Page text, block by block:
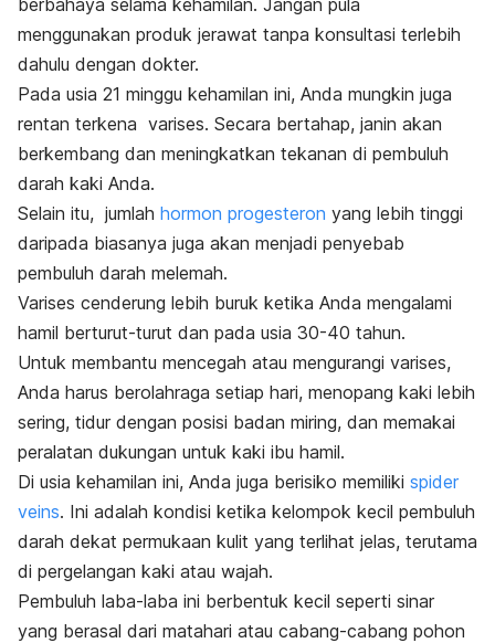
menggunakan produk jerawat tanpa konsultasi terlebih
dahulu dengan dokter.
Pada usia 21 minggu kehamilan ini, Anda mungkin juga
rentan terkena varises. Secara bertahap, janin akan
berkembang dan meningkatkan tekanan di pembuluh
darah kaki Anda.
Selain itu, jumlah hormon progesteron yang lebih tinggi
daripada biasanya juga akan menjadi penyebab
pembuluh darah melemah.
Varises cenderung lebih buruk ketika Anda mengalami
hamil berturut-turut dan pada usia 30-40 tahun.
Untuk membantu mencegah atau mengurangi varises,
Anda harus berolahraga setiap hari, menopang kaki lebih
sering, tidur dengan posisi badan miring, dan memakai
peralatan dukungan untuk kaki ibu hamil.
Di usia kehamilan ini, Anda juga berisiko memiliki spider
veins. Ini adalah kondisi ketika kelompok kecil pembuluh
darah dekat permukaan kulit yang terlihat jelas, terutama
di pergelangan kaki atau wajah.
Pembuluh laba-laba ini berbentuk kecil seperti sinar
yang berasal dari matahari atau cabang-cabang pohon